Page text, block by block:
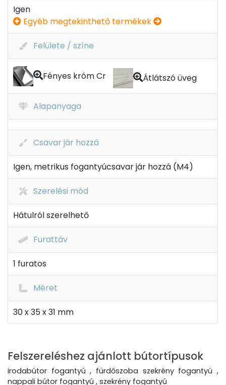
Igen
Egyéb megtekinthető termékek
Felülete / színe
Fényes króm Cr Átlátszó üveg
Alapanyaga
Csavar jár hozzá
Igen, metrikus fogantyúcsavar jár hozzá (M4)
Szerelési mód
Hátulról szerelhető
Furattáv
1 furatos
Méret
30 x 35 x 31 mm
Felszereléshez ajánlott bútortípusok
irodabútor fogantyú , fürdőszoba szekrény fogantyú ,
nappali bútor fogantyú , szekrény fogantyú